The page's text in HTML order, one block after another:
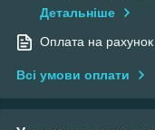
Детальніше
Оплата на рахунок
Всі умови оплати